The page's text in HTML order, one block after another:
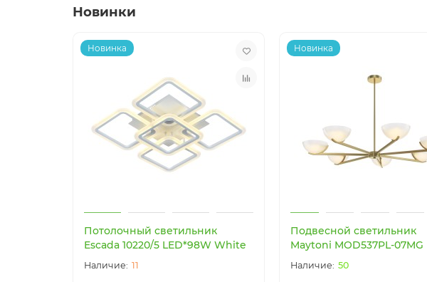
Новинки
Новинка
Потолочный светильник
Escada 10220/5 LED*98W White
11
Новинка
Подвесной светильник
Maytoni MOD537PL-07MG
50